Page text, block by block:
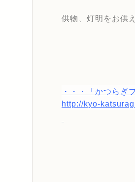
供物、灯明をお供
・・・「かつらぎ
http://kyo-